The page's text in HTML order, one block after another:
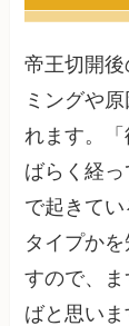
帝王切開
ミングや
れます。
ばらく経
で起きて
タイプか
すので、
ばと思いま